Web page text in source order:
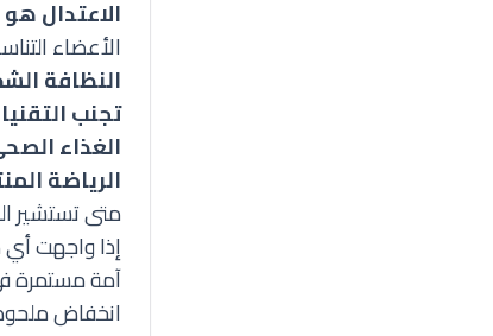
الاعتدال
الأعضاء
النظافة
تجنب
الغذاء
الرياضة
متى تستشير
إذا واجهت أي
آمة مستمرة
انخفاض